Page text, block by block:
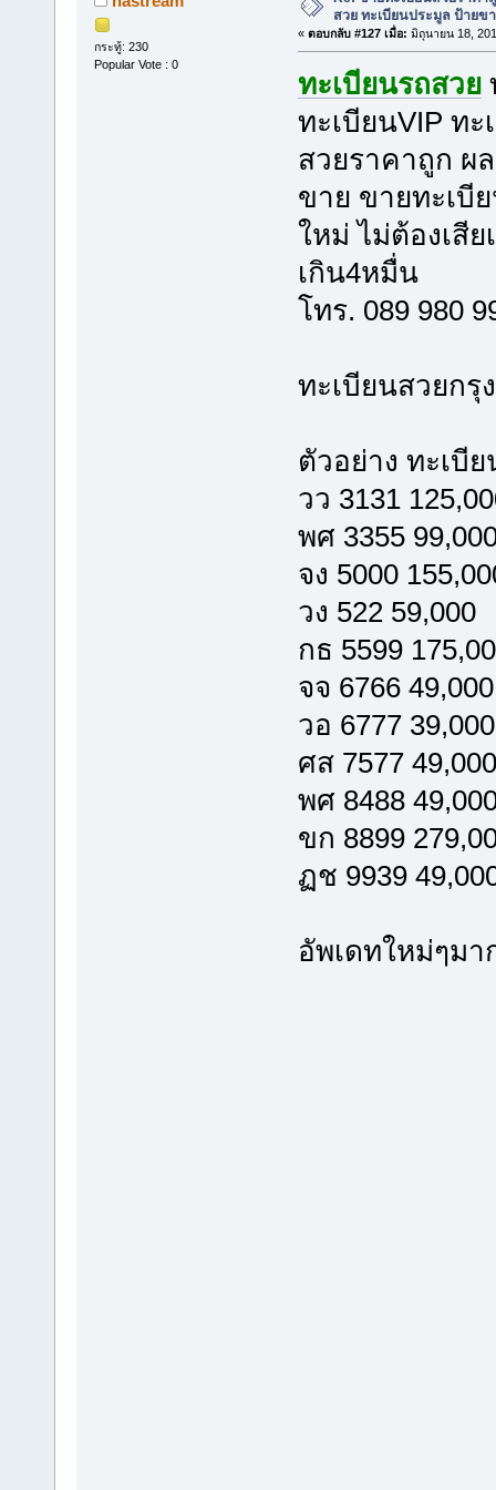
กระทู้: 230
Popular Vote : 0
สวย ทะเบียนประมูล ป้ายข
« ตอบกลับ #127 เมื่อ: มิถุนายน 18,
ทะเบียนรถสวย
ทะเบียนVIP ท
สวยราคาถูก ผ
ขาย ขายทะเบี
ใหม่ ไม่ต้องเสีย
เกิน4หมื่น
โทร. 089 980
ทะเบียนสวยกรุ
ตัวอย่าง ทะเบี
วว 3131
พศ 3355
จง 5000
วง 522 59,000
กธ 5599
จจ 6766 49,000
วอ 6777 39,000
ศส 7577 49,000
พศ 8488
ขก 8899
ฏช 9939
อัพเดทใหม่ๆม